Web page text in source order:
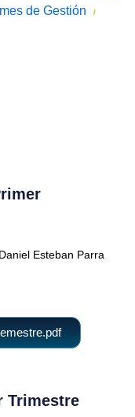
de Gestión /
Esteban Parra
Trimestre